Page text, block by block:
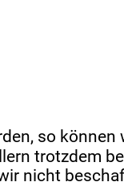
so können
trotzdem
nicht